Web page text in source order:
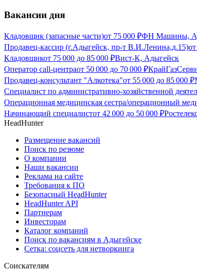
Вакансии дня
Кладовщик (запасные части)от 75 000 ₽ФН Машины,
Продавец-кассир (г.Адыгейск, пр-т В.И.Ленина,д.15)от
Кладовщикот 75 000 до 85 000 ₽Вист-К, Адыгейск
Оператор call-центраот 50 000 до 70 000 ₽
Продавец-консультант "Алкотека"от 55 000 до 85 000 ₽
Специалист по административно-хозяйственной
Операционная медицинская сестра/операционный
Начинающий специалистот 42 000 до 50 000 ₽
HeadHunter
Размещение вакансий
Поиск по резюме
О компании
Наши вакансии
Реклама на сайте
Требования к ПО
Безопасный HeadHunter
HeadHunter API
Партнерам
Инвесторам
Каталог компаний
Поиск по вакансиям в Адыгейске
Сетка: соцсеть для нетворкинга
Соискателям